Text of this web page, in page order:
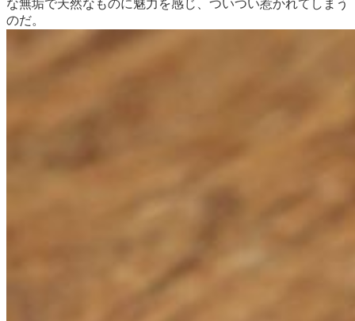
な無垢で天然なものに魅力を感じ、ついつい惹かれてしまう
のだ。